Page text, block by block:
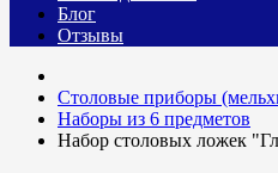
Блог
Отзывы
Столовые приборы
Наборы из 6 предметов
Набор столовых ложек